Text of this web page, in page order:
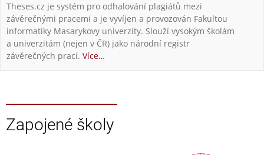
Theses.cz je systém pro odhalování plagiátů mezi
závěrečnými pracemi a je vyvíjen a provozován Fakultou
informatiky Masarykovy univerzity. Slouží vysokým školám
a univerzitám (nejen v ČR) jako národní registr
závěrečných prací. Více…
Zapojené školy